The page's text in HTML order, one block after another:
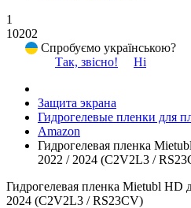
1
10202
Спробуємо українською?
Так, звісно!
Ні
Защита экрана
Гидрогелевые пленки для
Amazon
Гидрогелевая пленка
2022 / 2024 (C2V2L3 /
Гидрогелевая пленка Mietubl HD
2024 (C2V2L3 / RS23CV)